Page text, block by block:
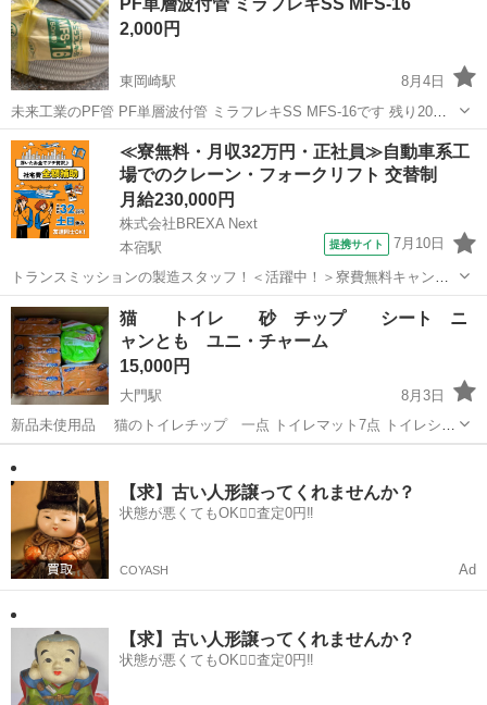
ご検討お願いします。 ノークレームノーリターンでお願いいたしま
す。
PF単層波付管 ミラフレキSS MFS-16
2,000円
東岡崎駅
8月4日
未来工業のPF管 PF単層波付管 ミラフレキSS MFS-16です 残り20メ
ートル弱は残っていると思います ホームセンターだと切り売りしてい
ませんので、この機会にご利用頂ける方は、是非ご連絡をお願いしま
す 宜しくお願い致します
愛知 岡崎市 東岡崎駅 その他 ミラフレキ
≪寮無料・月収32万円・正社員≫自動車系工
場でのクレーン・フォークリフト 交替制
月給230,000円
株式会社BREXA Next
本宿駅
提携サイト 7月10日
トランスミッションの製造スタッフ！＜活躍中！＞寮費無料キャンペ
ーン実施中★稼げる2交替勤務！安定の日給月給制！昇給＆業績賞与あ
り！月収例31万円以上可！年間休日167日！《愛知県岡崎市》 人気の
工場のお仕事 ◇トランスミッ...
愛知 岡崎市 本宿駅
猫 トイレ 砂 チップ シート ニ
ャンとも ユニ・チャーム
15,000円
大門駅
8月3日
新品未使用品 猫のトイレチップ 一点 トイレマット7点 トイレシー
ツ 一点(20枚入り) チュールもあります。一点 です。 (写真に載って
いない)他にもトイレ砂があります。こちらは値段入ってません。 欲し
い方がいたら➕料...【求】古い人形譲ってくれませんか？
状態が悪くてもOK🙆‍♀️査定0円‼️
COYASH Ad
【求】古い人形譲ってくれませんか？
状態が悪くてもOK🙆‍♀️査定0円‼️